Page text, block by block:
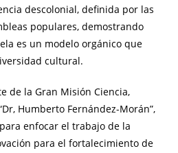
descolonial, definida por las
populares, demostrando
es un modelo orgánico que
cultural.
de la Gran Misión Ciencia,
Humberto Fernández-Morán”,
enfocar el trabajo de la
para el fortalecimiento de